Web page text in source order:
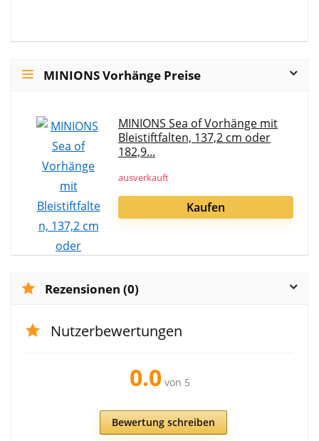
MINIONS Vorhänge Preise
MINIONS Sea of Vorhänge mit
Bleistiftfalten, 137,2 cm oder
182,9...
ausverkauft
Kaufen
Rezensionen (0)
Nutzerbewertungen
0.0 von 5
Bewertung schreiben